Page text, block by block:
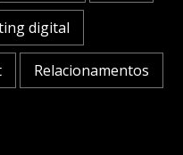
digital
Relacionamentos